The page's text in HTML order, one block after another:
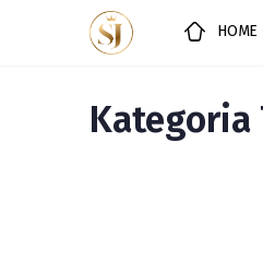
HOME
Kategoria